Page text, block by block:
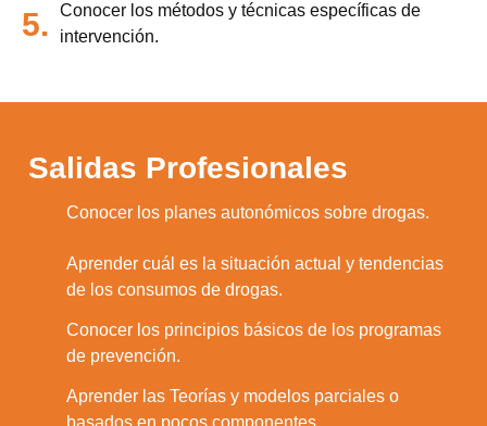
5.
Conocer los métodos y técnicas específicas de
intervención.
Salidas Profesionales
Conocer los planes autonómicos sobre drogas.
Aprender cuál es la situación actual y tendencias
de los consumos de drogas.
Conocer los principios básicos de los programas
de prevención.
Aprender las Teorías y modelos parciales o
basados en pocos componentes.